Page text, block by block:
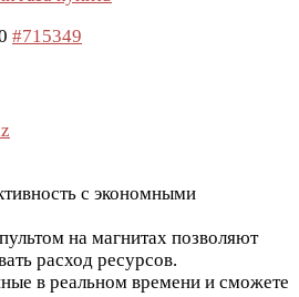
#715349
с экономными
на магнитах позволяют
расход ресурсов.
в реальном времени и сможете